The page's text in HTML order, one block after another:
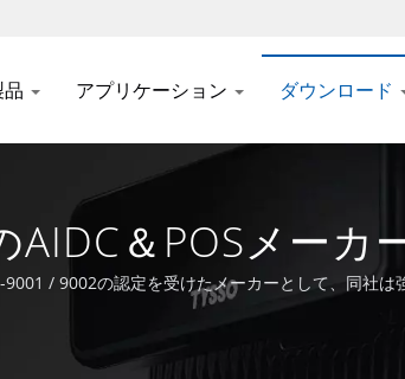
アプリケーション ダウンロード
＆POSメーカ
/ 9002の認定を受けたメーカーとして、同社